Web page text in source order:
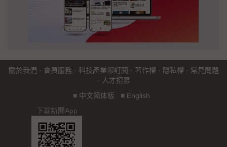
關於我們 · 會員服務 · 科技產業報訂閱 · 著作權 · 隱私權 · 常見問題
· 人才招募
■ 中文简体版 ■ English
下載新聞App